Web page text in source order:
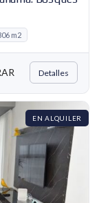
m2
Detalles
EN ALQUILER